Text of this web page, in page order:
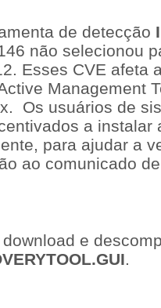
de detecção
não selecionou
Esses CVE afeta
Management
Os usuários de
a instalar
para ajudar a
ao comunicado
e
.